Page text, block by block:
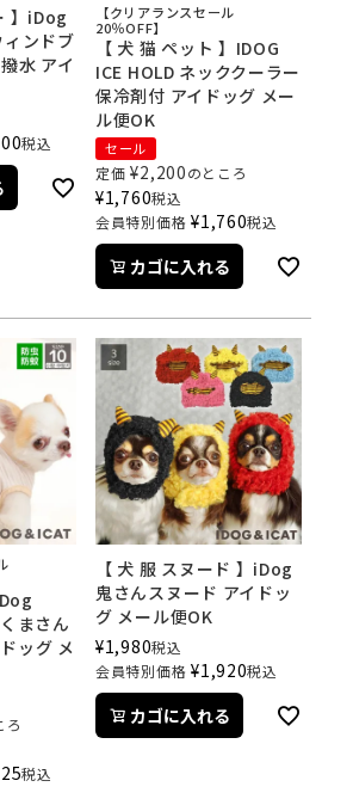
】iDog
ィンドブ
水 アイ
税込
【クリアランスセール
20％OFF】
【 犬 猫 ペット 】IDOG
ICE HOLD ネッククーラー
保冷剤付 アイドッグ メー
ル便OK
セール
定価 ¥2,200のところ
¥1,760税込
会員特別価格 ¥1,760税込
カゴに入れる
まさん
ッグ メ
ろ
税込
【 犬 服 スヌード 】iDog
鬼さんスヌード アイドッ
グ メール便OK
¥1,980税込
会員特別価格 ¥1,920税込
カゴに入れる